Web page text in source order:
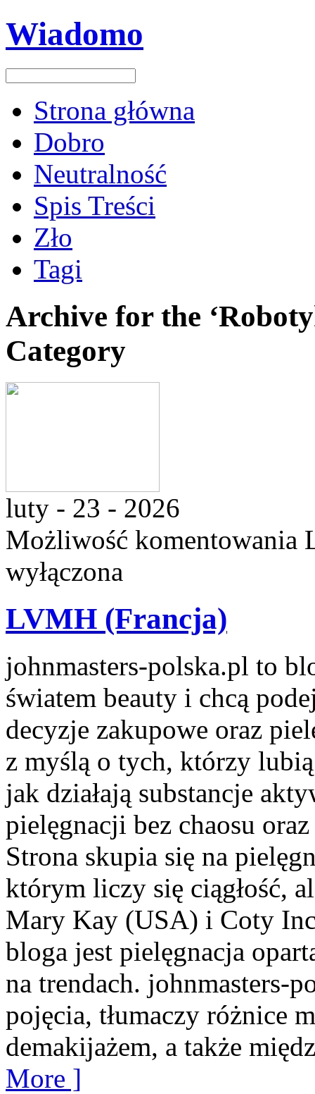
Wiadomo
Strona główna
Dobro
Neutralność
Spis Treści
Zło
Tagi
Archive for the
Category
luty - 23 - 2026
Możliwość komentowania
wyłączona
LVMH (Francja)
johnmasters-polska.pl to
światem beauty i chcą
decyzje zakupowe oraz
z myślą o tych, którzy
jak działają substancje
pielęgnacji bez chaosu
Strona skupia się na
którym liczy się ciągłość,
Mary Kay (USA) i Coty
bloga jest pielęgnacja
na trendach. johnmasters-
pojęcia, tłumaczy różnice
demakijażem, a także
More ]